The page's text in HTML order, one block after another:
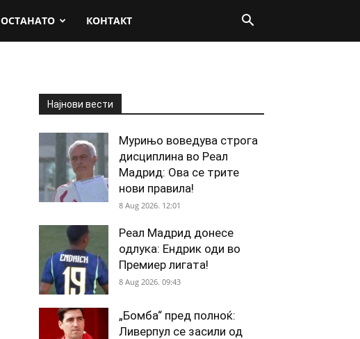
ОСТАНАТО КОНТАКТ
Најнови вести
Мурињо воведува строга
дисциплина во Реал
Мадрид: Ова се трите
нови правила!
8 Aug 2026. 12:01
Реал Мадрид донесе
одлука: Ендрик оди во
Премиер лигата!
8 Aug 2026. 09:43
„Бомба“ пред полноќ:
Ливерпул се засили од